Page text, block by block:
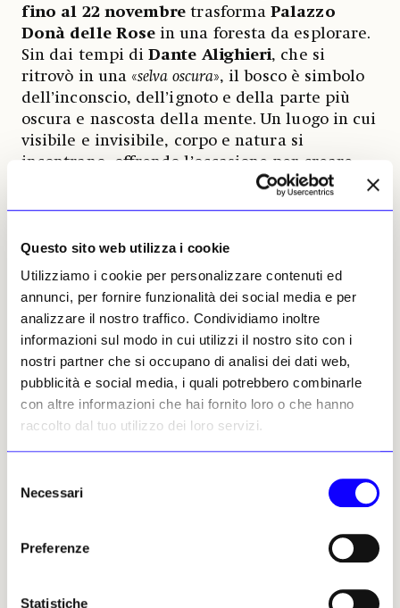
Questo sito web utilizza i cookie
Utilizziamo i cookie per personalizzare contenuti ed
annunci, per fornire funzionalità dei social media e per
analizzare il nostro traffico. Condividiamo inoltre
informazioni sul modo in cui utilizzi il nostro sito con i
nostri partner che si occupano di analisi dei dati web,
pubblicità e social media, i quali potrebbero combinarle
con altre informazioni che hai fornito loro o che hanno
raccolto dal tuo utilizzo dei loro servizi.
delNecessari
Preferenze
Statistiche
fino al 22 novembre trasformaPalazzo
Donà delle Rose in una foresta da esplorare.
Sin dai tempi diDante Alighieri, che si
ritrovò in una «selva oscura», il bosco è simbolo
dell’inconscio, dell’ignoto e della parte più
oscura e nascosta della mente. Un luogo in cui
visibile e invisibile, corpo e natura si
incontrano, offrendo l’occasione per creare
anche i lavori diFernando Nguema Madja,
Modest Gené Roig, Rani Bruchstein,
Barbara Cammarata, Florin Codre, Jianqi
Du, Martin Emschermann, Alessia Forconi,
Fulvio Merolli, Alfred Mirashi Milot,
Mfochive Oumarou, Hannou Palosuo,
Valeria Pérez Fuchs, Sonia Ros, Carlotta
Flora Saavedra González, Sandro Sanna,
Giuseppe Saporito, Ingrid Seall, Michele
Per Andrea Roggi (Castiglion Fiorentino, 1962),
fondamentali da trasmettere alle nuove generazioni.
Saranno loro ad avere la possibilità di cambiare questo